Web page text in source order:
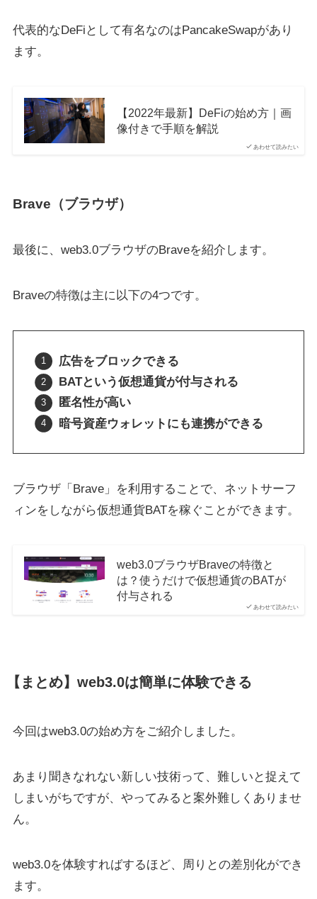
代表的なDeFiとして有名なのはPancakeSwapがあり
ます。
あわせて読みたい
【2022年最新】DeFiの始め方｜画
像付きで手順を解説
Brave（ブラウザ）
最後に、web3.0ブラウザのBraveを紹介します。
Braveの特徴は主に以下の4つです。
広告をブロックできる
BATという仮想通貨が付与される
匿名性が高い
暗号資産ウォレットにも連携ができる
ブラウザ「Brave」を利用することで、ネットサーフ
ィンをしながら仮想通貨BATを稼ぐことができます。
あわせて読みたい
web3.0ブラウザBraveの特徴と
は？使うだけで仮想通貨のBATが
付与される
【まとめ】web3.0は簡単に体験できる
今回はweb3.0の始め方をご紹介しました。
あまり聞きなれない新しい技術って、難しいと捉えて
しまいがちですが、やってみると案外難しくありませ
ん。
web3.0を体験すればするほど、周りとの差別化ができ
ます。